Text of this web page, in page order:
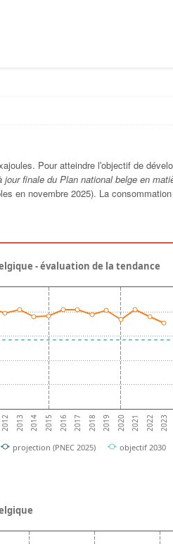
Pour atteindre lʹobjectif de
jour finale du Plan national belge en
en novembre 2025). La
2012 2013 2014 2015 2016 2017 2018 2019 2020 2021 2022 2023
projection (PNEC 2025) objectif 2030
- évaluation de la tendance